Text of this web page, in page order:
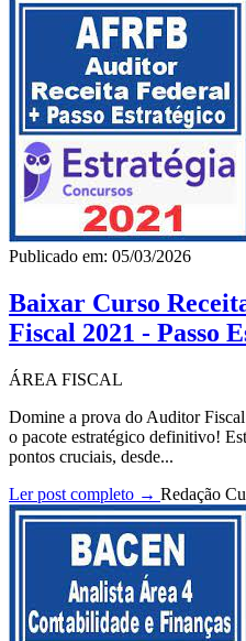
Publicado em: 05/03/2026
Baixar Curso
Fiscal 2021 - Passo
ÁREA FISCAL
Domine a prova do Auditor
o pacote estratégico definitivo!
pontos cruciais, desde...
Ler post completo → Redação